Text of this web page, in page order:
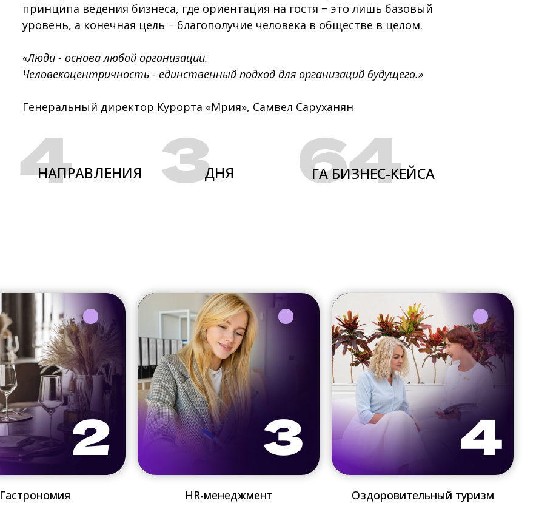
принципа ведения бизнеса, где ориентация на гостя − это лишь базовый
уровень, а конечная цель − благополучие человека в обществе в целом.
«Люди - основа любой организации.
Человекоцентричность - единственный подход для организаций будущего.»
Генеральный директор Курорта «Мрия», Самвел Саруханян
4
НАПРАВЛЕНИЯ 3ДНЯ 64
ГА БИЗНЕС-КЕЙСА
Гастрономия HR-менеджмент Оздоровительный туризм